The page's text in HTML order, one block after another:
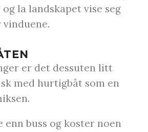
la landskapet vise seg
er det dessuten litt
med hurtigbåt som en
enn buss og koster noen